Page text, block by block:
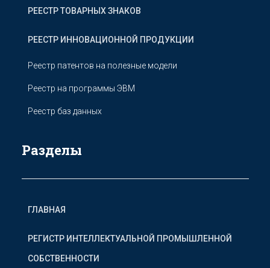
РЕЕСТР ТОВАРНЫХ ЗНАКОВ
РЕЕСТР ИННОВАЦИОННОЙ ПРОДУКЦИИ
Реестр патентов на полезные модели
Реестр на программы ЭВМ
Реестр баз данных
Разделы
ГЛАВНАЯ
РЕГИСТР ИНТЕЛЛЕКТУАЛЬНОЙ ПРОМЫШЛЕННОЙ
СОБСТВЕННОСТИ